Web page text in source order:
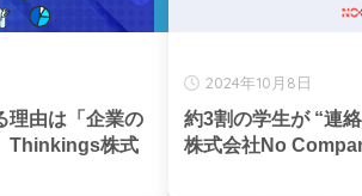
理由は「企業の
Thinkings株式
2024年10月8日
約3割の学生が “連
株式会社No